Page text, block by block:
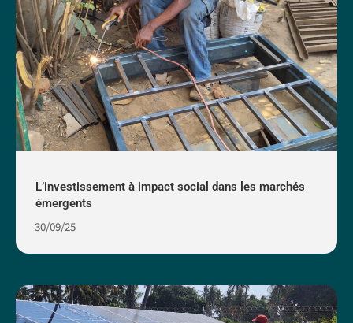
L’investissement à impact social dans les marchés
émergents
30/09/25